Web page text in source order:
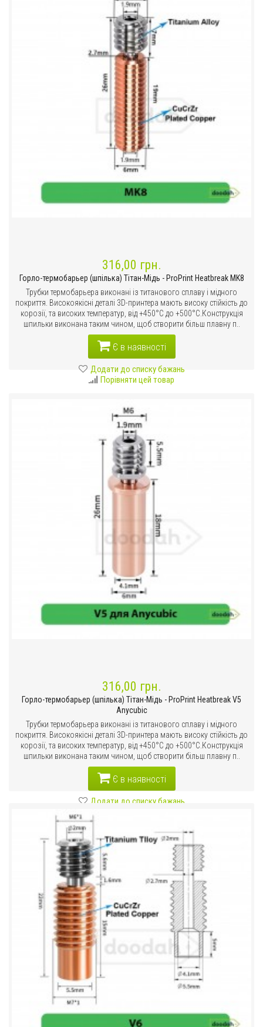
316,00 грн.
Горло-термобарьер (шпілька) Тітан-Мідь - ProPrint Heatbreak MK8
Трубки термобарьера виконані із титанового сплаву і мідного
покриття. Високоякісні деталі 3D-принтера мають високу стійкість до
корозії, та високих температур, від +450°C до +500°C.Конструкція
шпильки виконана таким чином, щоб створити більш плавну п..
Є в наявності
Додати до списку бажань
Порівняти цей товар
316,00 грн.
Горло-термобарьер (шпілька) Тітан-Мідь - ProPrint Heatbreak V5
Anycubic
Трубки термобарьера виконані із титанового сплаву і мідного
покриття. Високоякісні деталі 3D-принтера мають високу стійкість до
корозії, та високих температур, від +450°C до +500°C.Конструкція
шпильки виконана таким чином, щоб створити більш плавну п..
Є в наявності
Додати до списку бажань